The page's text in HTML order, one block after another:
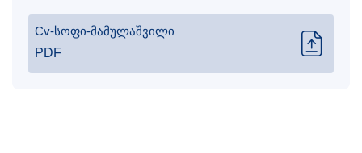
Cv-სოფი-მამულაშვილი
PDF